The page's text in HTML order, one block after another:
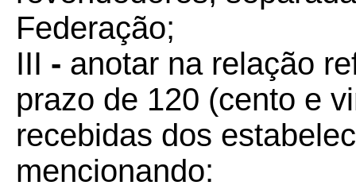
Federação;
III - anotar na relação
prazo de 120 (cento e
recebidas dos
mencionando: